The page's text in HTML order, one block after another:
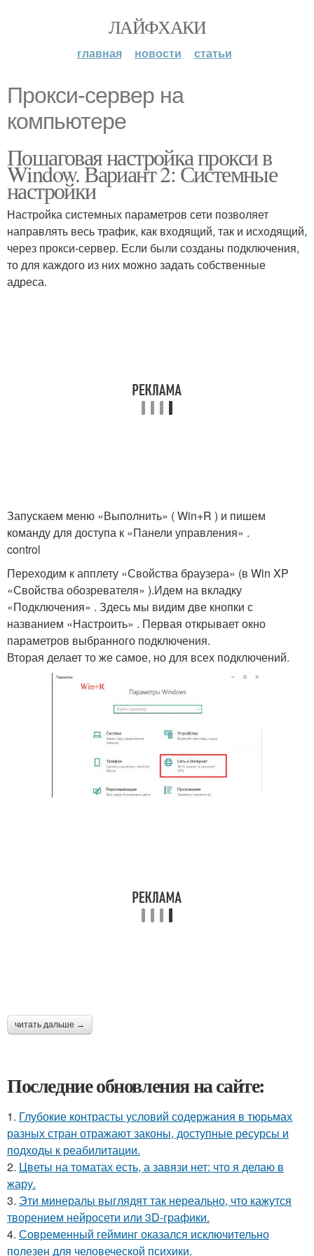
ЛАЙФХАКИ
главная новости статьи
Прокси-сервер на
компьютере
Пошаговая настройка прокси в
Window. Вариант 2: Системные
настройки
Настройка системных параметров сети позволяет
направлять весь трафик, как входящий, так и исходящий,
через прокси-сервер. Если были созданы подключения,
то для каждого из них можно задать собственные
адреса.
Запускаем меню «Выполнить» ( Win+R ) и пишем
команду для доступа к «Панели управления» .
control
Переходим к апплету «Свойства браузера» (в Win XP
«Свойства обозревателя» ).Идем на вкладку
«Подключения» . Здесь мы видим две кнопки с
названием «Настроить» . Первая открывает окно
параметров выбранного подключения.
Вторая делает то же самое, но для всех подключений.
читать дальше →
Последние обновления на сайте:
1. Глубокие контрасты условий содержания в тюрьмах
разных стран отражают законы, доступные ресурсы и
подходы к реабилитации.
2. Цветы на томатах есть, а завязи нет: что я делаю в
жару.
3. Эти минералы выглядят так нереально, что кажутся
творением нейросети или 3D-графики.
4. Современный гейминг оказался исключительно
полезен для человеческой психики.